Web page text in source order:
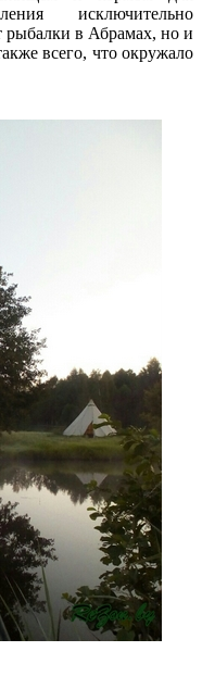
исключительно
рыбалки в Абрамах, но и
всего, что окружало